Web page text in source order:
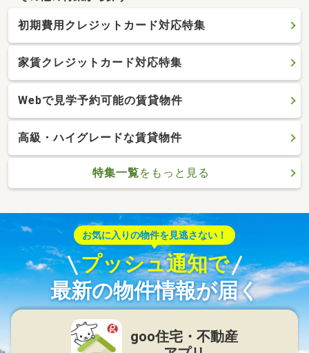
初期費用クレジットカード対応特集
家賃クレジットカード対応特集
Webで見学予約可能の賃貸物件
高級・ハイグレードな賃貸物件
特集一覧をもっと見る
お気に入りの物件を見逃さない！
プッシュ通知で
最新の物件情報が届く
goo住宅・不動産